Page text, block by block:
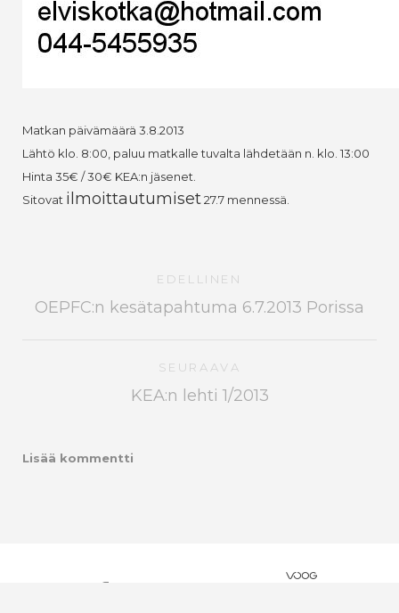
Matkan päivämäärä 3.8.2013
Lähtö klo. 8:00, paluu matkalle tuvalta lähdetään n. klo. 13:00
Hinta 35€ / 30€ KEA:n jäsenet.
Sitovat ilmoittautumiset27.7 mennessä.
EDELLINEN
OEPFC:n kesätapahtuma 6.7.2013 Porissa
SEURAAVA
KEA:n lehti 1/2013
Lisää kommentti